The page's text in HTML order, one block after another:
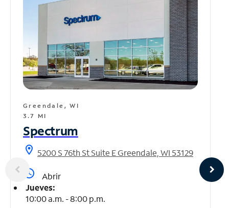
Greendale, WI
3.7 MI
Spectrum
location_on 5200 S 76th St Suite E Greendale, WI 53129
access_time
Abrir
Jueves:
10:00 a.m. - 8:00 p.m.